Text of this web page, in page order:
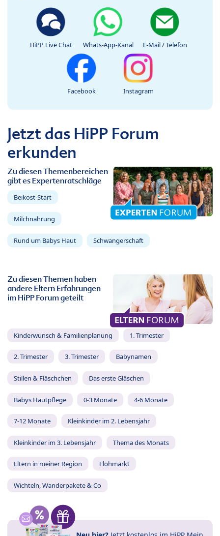
HiPP Live Chat Whats-App-Kanal E-Mail / Telefon
Facebook Instagram
Jetzt das HiPP Forum
erkunden
Zu diesen Themenbereichen
gibt es Expertenratschläge
Beikost-Start
Milchnahrung
Rund um Babys Haut Schwangerschaft
Zu diesen Themen haben
andere Eltern Erfahrungen
im HiPP Forum geteilt
Kinderwunsch & Familienplanung 1. Trimester
2. Trimester 3. Trimester Babynamen
Stillen & Fläschchen Das erste Gläschen
Babys Hautpflege 0-3 Monate 4-6 Monate
7-12 Monate Kleinkinder im 2. Lebensjahr
Kleinkinder im 3. Lebensjahr Thema des Monats
Eltern in meiner Region Flohmarkt
Wichteln, Wanderpakete & Co